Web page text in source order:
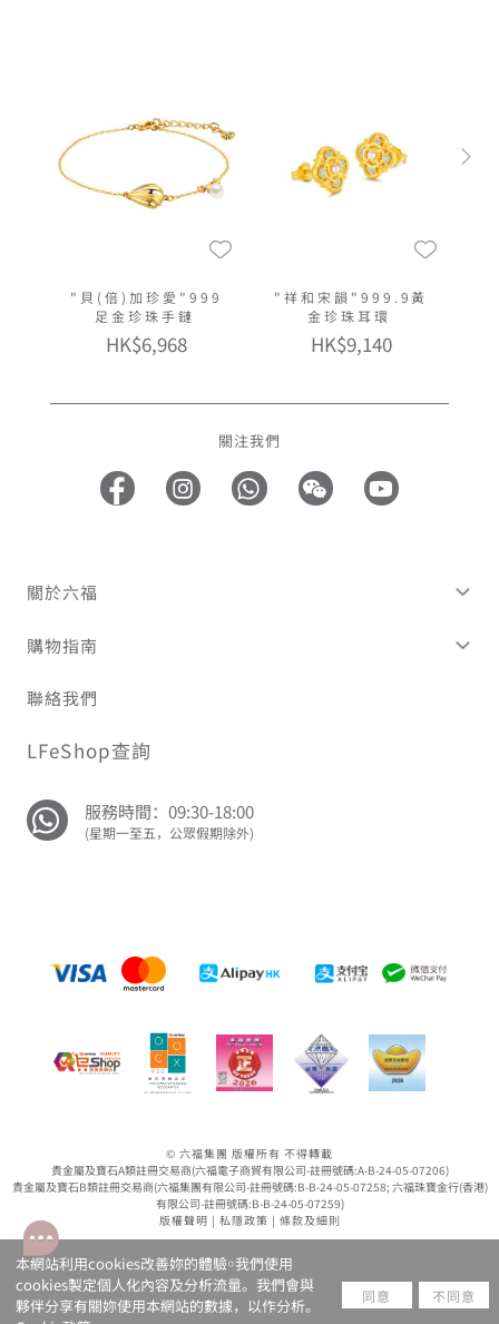
"貝(倍)加珍愛"999
足金珍珠手鏈
HK$6,968
"祥和宋韻"999.9黃
金珍珠耳環
HK$9,140
關注我們
關於六福
購物指南
聯絡我們
LFeShop查詢
服務時間：09:30-18:00
(星期一至五，公眾假期除外)
© 六福集團 版權所有 不得轉載
貴金屬及寶石A類註冊交易商(六福電子商貿有限公司-註冊號碼:A-B-24-05-07206)
貴金屬及寶石B類註冊交易商(六福集團有限公司-註冊號碼:B-B-24-05-07258; 六福珠寶金行(香港)
有限公司-註冊號碼:B-B-24-05-07259)
版權聲明 | 私隱政策 | 條款及細則
本網站利用cookies改善妳的體驗￮我們使用
cookies製定個人化內容及分析流量。我們會與
夥伴分享有關妳使用本網站的數據，以作分析。
同意 不同意